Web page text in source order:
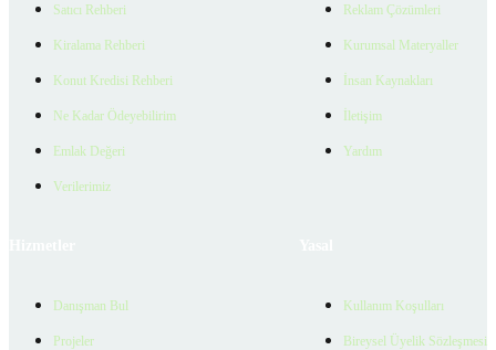
Satıcı Rehberi
Kiralama Rehberi
Konut Kredisi Rehberi
Ne Kadar Ödeyebilirim
Emlak Değeri
Verilerimiz
Reklam Çözümleri
Kurumsal Materyaller
İnsan Kaynakları
İletişim
Yardım
Danışman Bul
Projeler
Kullanım Koşulları
Bireysel Üyelik Sözleşmesi